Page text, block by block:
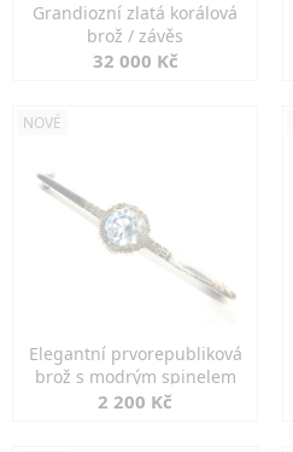
Grandiozní zlatá korálová
brož / závěs
32 000 Kč
NOVÉ
Elegantní prvorepubliková
brož s modrým spinelem
2 200 Kč